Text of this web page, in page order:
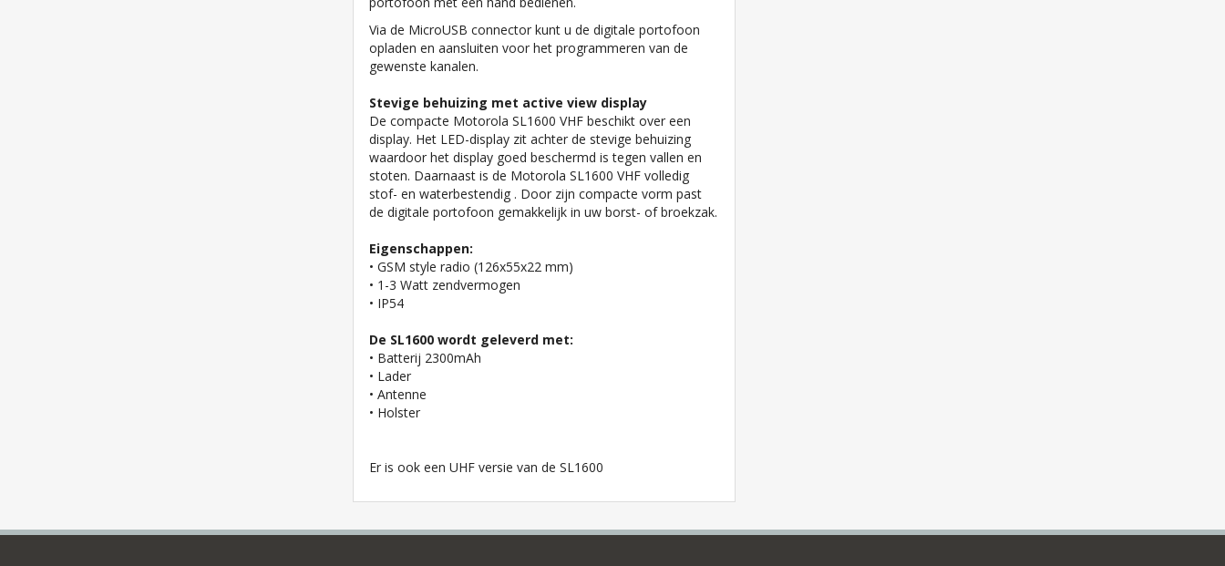
Via de MicroUSB connector kunt u de digitale portofoon
opladen en aansluiten voor het programmeren van de
gewenste kanalen.
Stevige behuizing met active view display
De compacte Motorola SL1600 VHF beschikt over een
display. Het LED-display zit achter de stevige behuizing
waardoor het display goed beschermd is tegen vallen en
stoten. Daarnaast is de Motorola SL1600 VHF volledig
stof- en waterbestendig . Door zijn compacte vorm past
de digitale portofoon gemakkelijk in uw borst- of broekzak.
Eigenschappen:
• GSM style radio (126x55x22 mm)
• 1-3 Watt zendvermogen
• IP54
De SL1600 wordt geleverd met:
• Batterij 2300mAh
• Lader
• Antenne
• Holster
Er is ook een UHF versie van de SL1600